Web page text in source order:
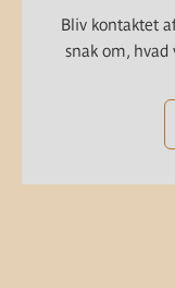
Bliv kontaktet
snak om,